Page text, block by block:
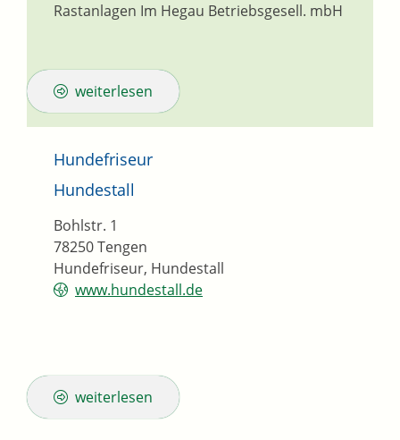
Rastanlagen Im Hegau Betriebsgesell. mbH
weiterlesen
Hundefriseur
Hundestall
Hundefriseur, Hundestall
Bohlstr. 1
78250Tengen
www.hundestall.de
weiterlesen